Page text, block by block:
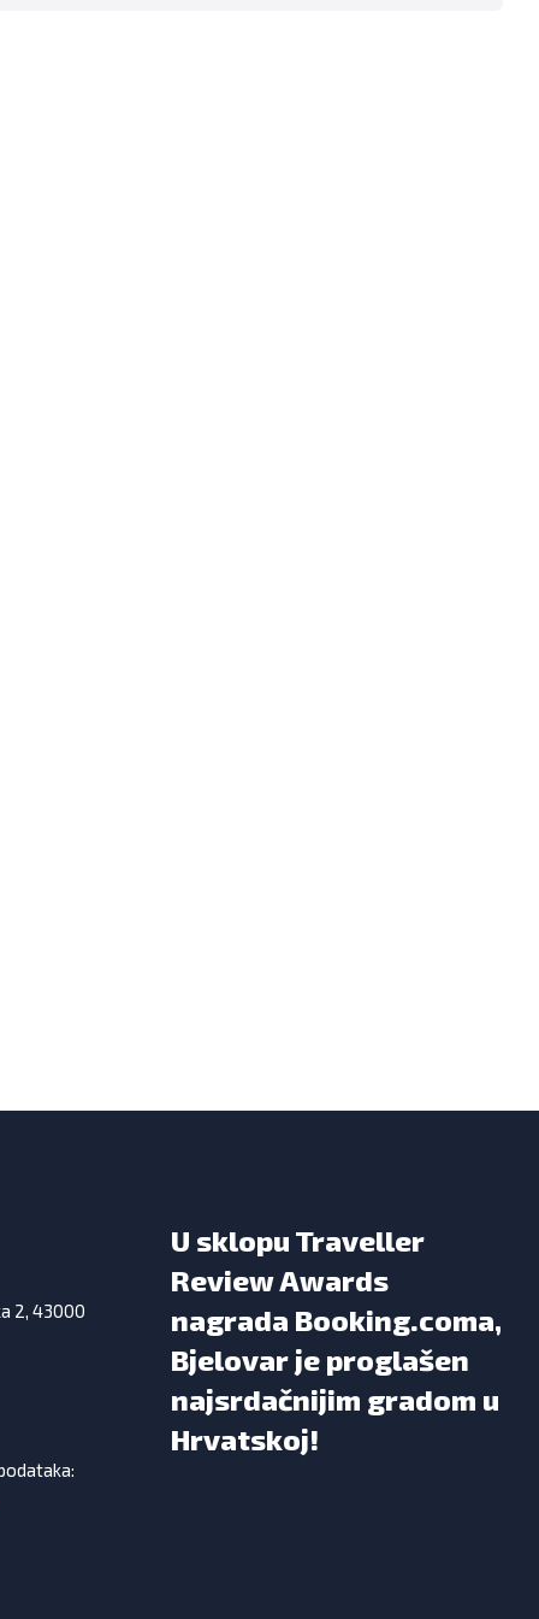
2, 43000
U sklopu Traveller
Review Awards
nagrada Booking.coma,
Bjelovar je proglašen
najsrdačnijim gradom u
Hrvatskoj!